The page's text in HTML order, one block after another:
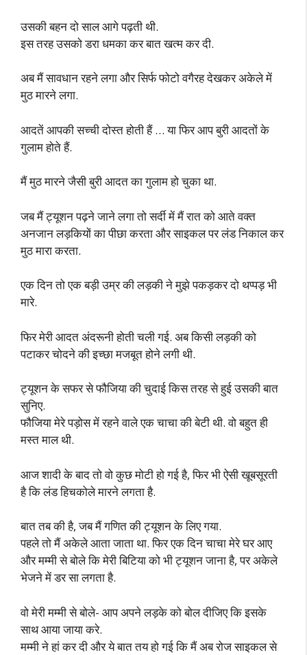
उसकी बहन दो साल आगे पढ़ती थी.
इस तरह उसको डरा धमका कर बात खत्म कर दी.
अब मैं सावधान रहने लगा और सिर्फ फोटो वगैरह देखकर अकेले में
मुठ मारने लगा.
आदतें आपकी सच्ची दोस्त होती हैं … या फिर आप बुरी आदतों के
गुलाम होते हैं.
मैं मुठ मारने जैसी बुरी आदत का गुलाम हो चुका था.
जब मैं ट्यूशन पढ़ने जाने लगा तो सर्दी में मैं रात को आते वक्त
अनजान लड़कियों का पीछा करता और साइकल पर लंड निकाल कर
मुठ मारा करता.
एक दिन तो एक बड़ी उम्र की लड़की ने मुझे पकड़कर दो थप्पड़ भी
मारे.
फिर मेरी आदत अंदरूनी होती चली गई. अब किसी लड़की को
पटाकर चोदने की इच्छा मजबूत होने लगी थी.
ट्यूशन के सफर से फौजिया की चुदाई किस तरह से हुई उसकी बात
सुनिए.
फौजिया मेरे पड़ोस में रहने वाले एक चाचा की बेटी थी. वो बहुत ही
मस्त माल थी.
आज शादी के बाद तो वो कुछ मोटी हो गई है, फिर भी ऐसी खूबसूरती
है कि लंड हिचकोले मारने लगता है.
बात तब की है, जब मैं गणित की ट्यूशन के लिए गया.
पहले तो मैं अकेले आता जाता था. फिर एक दिन चाचा मेरे घर आए
और मम्मी से बोले कि मेरी बिटिया को भी ट्यूशन जाना है, पर अकेले
भेजने में डर सा लगता है.
वो मेरी मम्मी से बोले- आप अपने लड़के को बोल दीजिए कि इसके
साथ आया जाया करे.
मम्मी ने हां कर दी और ये बात तय हो गई कि मैं अब रोज साइकल से